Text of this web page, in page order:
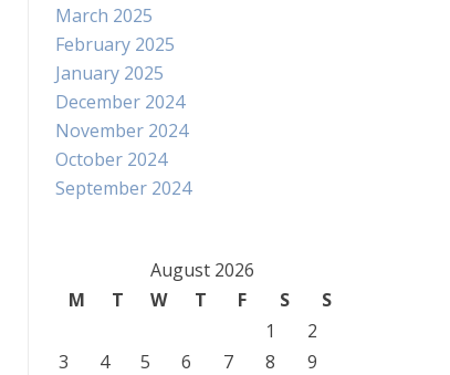
March 2025
February 2025
January 2025
December 2024
November 2024
October 2024
September 2024
August 2026
M
T W T F S
S
1
2
3
4 5 6 7 8
9